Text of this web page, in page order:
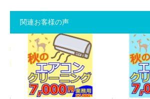
関連お客様の声